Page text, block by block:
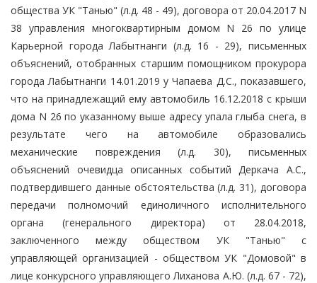
общества УК "Танью" (л.д. 48 - 49), договора от 20.04.2017 N
38 управления многоквартирным домом N 26 по улице
Карьерной города Лабытнанги (л.д. 16 - 29), письменных
объяснений, отобранных старшим помощником прокурора
города Лабытнанги 14.01.2019 у Чапаева Д.С., показавшего,
что на принадлежащий ему автомобиль 16.12.2018 с крыши
дома N 26 по указанному выше адресу упала глыба снега, в
результате чего на автомобиле образовались
механические повреждения (л.д. 30), письменных
объяснений очевидца описанных событий Деркача А.С.,
подтвердившего данные обстоятельства (л.д. 31), договора
передачи полномочий единоличного исполнительного
органа (генерального директора) от 28.04.2018,
заключенного между обществом УК "Танью" с
управляющей организацией - обществом УК "Домовой" в
лице конкурсного управляющего Лиханова А.Ю. (л.д. 67 - 72),